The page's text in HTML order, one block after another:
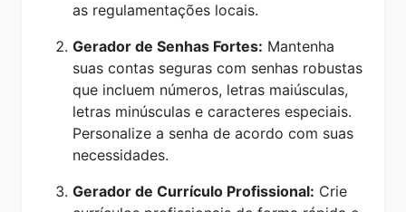
as regulamentações locais.
Gerador de Senhas Fortes: Mantenha
suas contas seguras com senhas robustas
que incluem números, letras maiúsculas,
letras minúsculas e caracteres especiais.
Personalize a senha de acordo com suas
necessidades.
Gerador de Currículo Profissional: Crie